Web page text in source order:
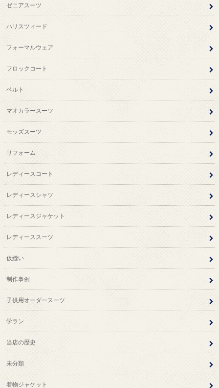
ゼニアスーツ
ハリスツィード
フォーマルウェア
フロックコート
ベルト
マオカラースーツ
モッズスーツ
リフォーム
レディースコート
レディースシャツ
レディースジャケット
レディーススーツ
仮縫い
制作事例
子供用オーダースーツ
学ラン
当店の歴史
未分類
着物ジャケット